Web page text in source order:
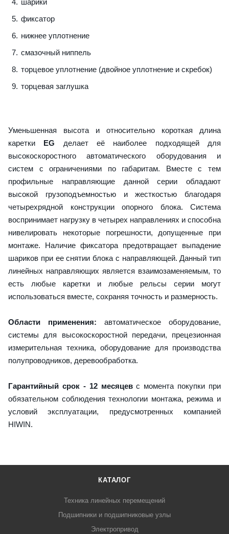
шарики
фиксатор
нижнее уплотнение
смазочный ниппель
торцевое уплотнение (двойное уплотнение и скребок)
торцевая заглушка
Уменьшенная высота и относительно короткая длина
каретки EG делает её наиболее подходящей для
высокоскоростного автоматического оборудования и
систем с ограничениями по габаритам. Вместе с тем
профильные направляющие данной серии обладают
высокой грузоподъемностью и жесткостью благодаря
четырехрядной конструкции опорного блока. Система
воспринимает нагрузку в четырех направлениях и способна
нивелировать некоторые погрешности, допущенные при
монтаже. Наличие фиксатора предотвращает выпадение
шариков при ее снятии блока с направляющей. Данный тип
линейных направляющих является взаимозаменяемым, то
есть любые каретки и любые рельсы серии могут
использоваться вместе, сохраняя точность и размерность.
Области применения: автоматическое оборудование,
системы для высокоскоростной передачи, прецезионная
измерительная техника, оборудование для производства
полупроводников, деревообработка.
Гарантийный срок - 12 месяцевс момента покупки при
обязательном соблюдения технологии монтажа, режима и
условий эксплуатации, предусмотренных компанией
HIWIN.
КАТАЛОГ
Техника линейных перемещений
Подшипники и подшипниковые узлы
Электропривод